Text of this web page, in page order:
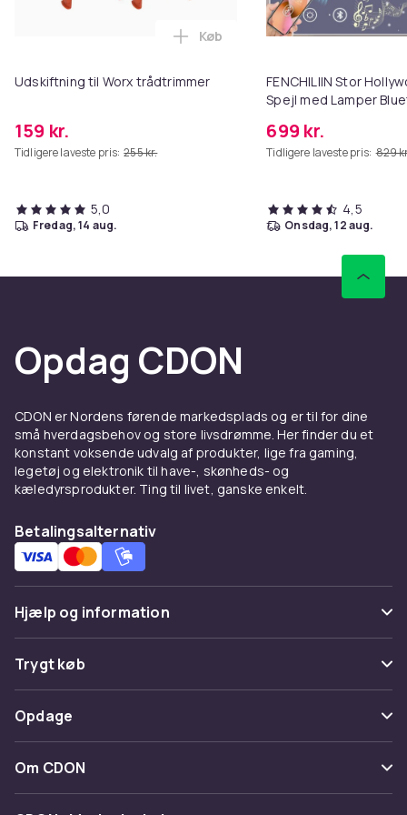
Udskiftning til Worx trådtrimmer
159 kr.
Tidligere laveste pris: 255 kr.
Læg Udskiftning til Worx
Køb
5,0
fredag, 14 aug.
FENCHILIIN Stor
Spejl med Lamper
699 kr.
Tidligere laveste pris: 829
4,5
onsdag, 12 aug.
Opdag CDON
CDON er Nordens førende markedsplads og er til for dine
små hverdagsbehov og store livsdrømme. Her finder du et
konstant voksende udvalg af produkter, lige fra gaming,
legetøj og elektronik til have-, skønheds- og
kæledyrsprodukter. Ting til livet, ganske enkelt.
Betalingsalternativ
Hjælp og information
Ofte stillede spørgsmål
Spor pakke
Fortryd & returner her
Kontakt os
Trygt køb
Betaling
Levering
Opdage
Kategorier
Maerke
Om CDON